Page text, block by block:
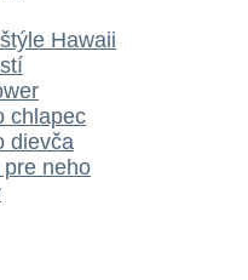
Hawaii
chlapec
dievča
neho